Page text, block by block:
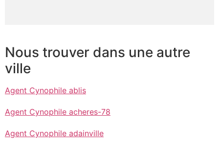
Nous trouver dans une autre
ville
Agent Cynophile ablis
Agent Cynophile acheres-78
Agent Cynophile adainville